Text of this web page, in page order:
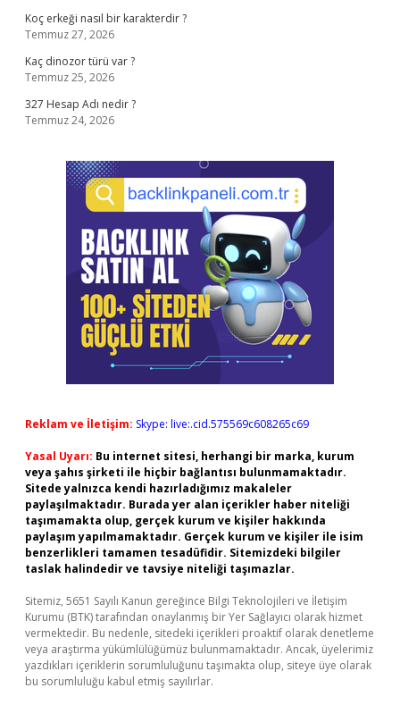
Koç erkeği nasıl bir karakterdir ?
Temmuz 27, 2026
Kaç dinozor türü var ?
Temmuz 25, 2026
327 Hesap Adı nedir ?
Temmuz 24, 2026
Reklam ve İletişim: Skype: live:.cid.575569c608265c69
Yasal Uyarı: Bu internet sitesi, herhangi bir marka, kurum
veya şahıs şirketi ile hiçbir bağlantısı bulunmamaktadır.
Sitede yalnızca kendi hazırladığımız makaleler
paylaşılmaktadır. Burada yer alan içerikler haber niteliği
taşımamakta olup, gerçek kurum ve kişiler hakkında
paylaşım yapılmamaktadır. Gerçek kurum ve kişiler ile isim
benzerlikleri tamamen tesadüfidir. Sitemizdeki bilgiler
taslak halindedir ve tavsiye niteliği taşımazlar.
Sitemiz, 5651 Sayılı Kanun gereğince Bilgi Teknolojileri ve İletişim
Kurumu (BTK) tarafından onaylanmış bir Yer Sağlayıcı olarak hizmet
vermektedir. Bu nedenle, sitedeki içerikleri proaktif olarak denetleme
veya araştırma yükümlülüğümüz bulunmamaktadır. Ancak, üyelerimiz
yazdıkları içeriklerin sorumluluğunu taşımakta olup, siteye üye olarak
bu sorumluluğu kabul etmiş sayılırlar.